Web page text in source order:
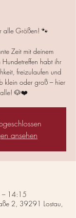
alle Größen! 🐾
Zeit mit deinem
Hundetreffen habt ihr
freizulaufen und
klein oder groß – hier
alle! 🐶❤️
ansehen
14:15
2, 39291 Lostau,